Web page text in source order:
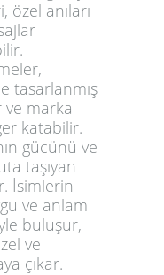
özel anıları
tasarlanmış
marka
katabilir.
gücünü ve
taşıyan
İsimlerin
ve anlam
buluşur,
ve
çıkar.